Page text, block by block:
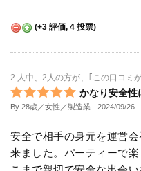
(+3 評価, 4 投票)
2 人中、2人の方が、｢この口コミ
かなり安全性
By 28歳／女性／製造業 - 2024/09/26
安全で相手の身元を運営
来ました。パーティーで